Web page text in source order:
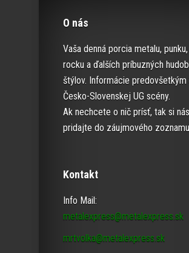
O nás
Vaša denná porcia metalu, punku,
rocku a ďalších príbuzných
štýlov. Informácie predovšetkým
Česko-Slovenskej UG scény.
Ak nechcete o nič prísť, tak si nás
pridajte do záujmového
Kontakt
Info Mail:
metalexpress@metalexpress.sk
mrtvolka@metalexpress.sk